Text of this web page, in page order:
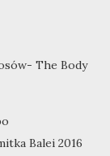
The Body
Balei 2016